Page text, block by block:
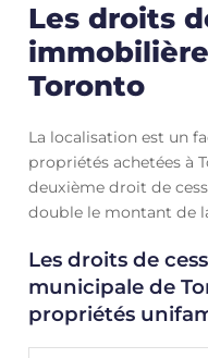
Les droits
Toronto
La localisation est un
propriétés achetées à
deuxième droit de
double le montant de
Les droits de
municipale de
propriétés